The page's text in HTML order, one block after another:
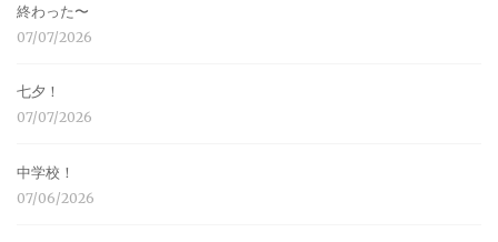
終わった〜
07/07/2026
七夕！
07/07/2026
中学校！
07/06/2026